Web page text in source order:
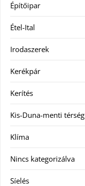
Építőipar
Étel-Ital
Irodaszerek
Kerékpár
Kerítés
Kis-Duna-menti térség
Klíma
Nincs kategorizálva
Síelés